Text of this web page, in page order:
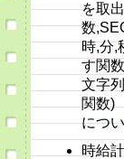
を取
数
時,分,
す関
文字
関数)
につ
時給